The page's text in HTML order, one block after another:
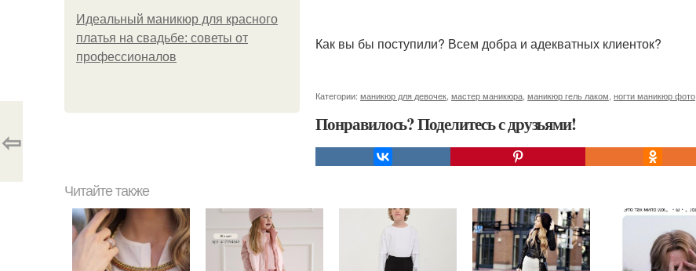
Идеальный маникюр для красного
платья на свадьбе: советы от
профессионалов
Как вы бы поступили? Всем добра и адекватных клиенток?
Категории: маникюр для девочек мастер маникюра маникюр гель лаком ногти маникюр фото
Понравилось? Поделитесь с друзьями!
⇦
Читайте также